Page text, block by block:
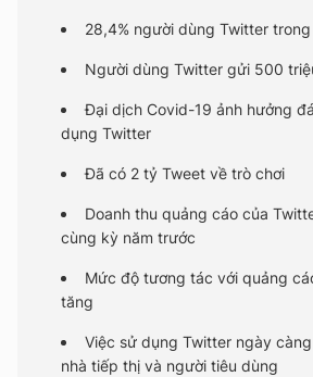
28,4% người dùng Twitter
Người dùng Twitter gửi 500
Đại dịch Covid-19 ảnh hưởng
dụng Twitter
Đã có 2 tỷ Tweet về trò chơi
Doanh thu quảng cáo của
cùng kỳ năm trước
Mức độ tương tác với quảng
tăng
Việc sử dụng Twitter ngày
nhà tiếp thị và người tiêu dùng